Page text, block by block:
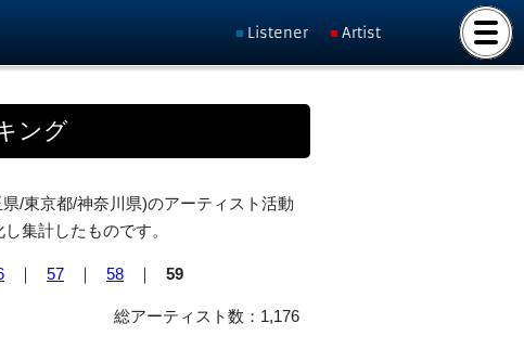
Listener Artist
ング
/東京都/神奈川県)のアーティスト活動
集計したものです。
｜ 57 ｜ 58 ｜ 59
総アーティスト数：1,176